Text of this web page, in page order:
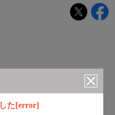
た[error]